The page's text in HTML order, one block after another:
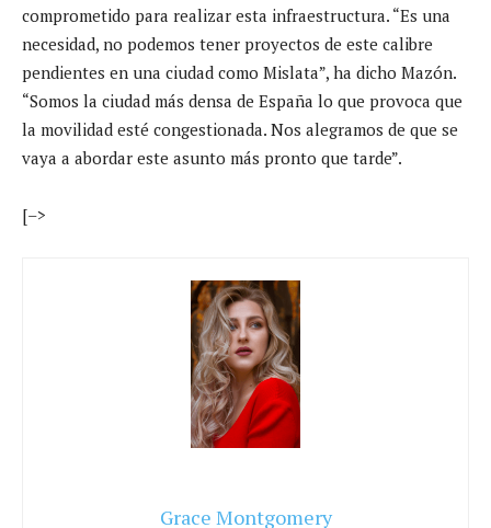
comprometido para realizar esta infraestructura. “Es una
necesidad, no podemos tener proyectos de este calibre
pendientes en una ciudad como Mislata”, ha dicho Mazón.
“Somos la ciudad más densa de España lo que provoca que
la movilidad esté congestionada. Nos alegramos de que se
vaya a abordar este asunto más pronto que tarde”.
[–>
Grace Montgomery